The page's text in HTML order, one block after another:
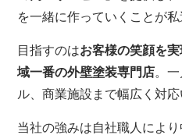
を一緒に作っていくことが
目指すのはお客様の笑顔を
域一番の外壁塗装専門店。
ル、商業施設まで幅広く対応
当社の強みは自社職人によ